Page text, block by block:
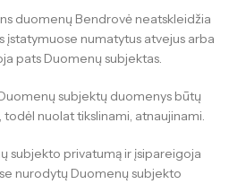
duomenų Bendrovė neatskleidžia
įstatymuose numatytus atvejus arba
pats Duomenų subjektas.
subjektų duomenys būtų
todėl nuolat tikslinami, atnaujinami.
privatumą ir įsipareigoja
nurodytų Duomenų subjekto